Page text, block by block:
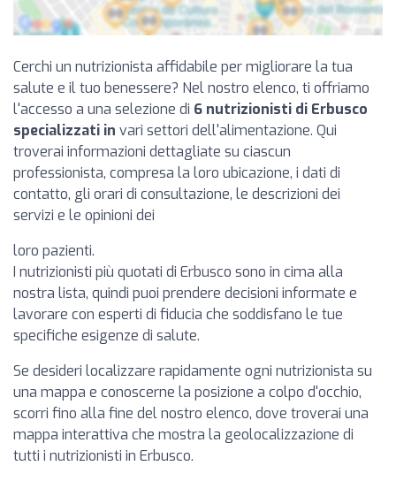
Cerchi un nutrizionista affidabile per migliorare la tua
salute e il tuo benessere? Nel nostro elenco, ti offriamo
l'accesso a una selezione di 6 nutrizionisti di Erbusco
specializzati in vari settori dell'alimentazione. Qui
troverai informazioni dettagliate su ciascun
professionista, compresa la loro ubicazione, i dati di
contatto, gli orari di consultazione, le descrizioni dei
servizi e le opinioni dei
loro pazienti.
I nutrizionisti più quotati di Erbusco sono in cima alla
nostra lista, quindi puoi prendere decisioni informate e
lavorare con esperti di fiducia che soddisfano le tue
specifiche esigenze di salute.
Se desideri localizzare rapidamente ogni nutrizionista su
una mappa e conoscerne la posizione a colpo d'occhio,
scorri fino alla fine del nostro elenco, dove troverai una
mappa interattiva che mostra la geolocalizzazione di
tutti i nutrizionisti in Erbusco.